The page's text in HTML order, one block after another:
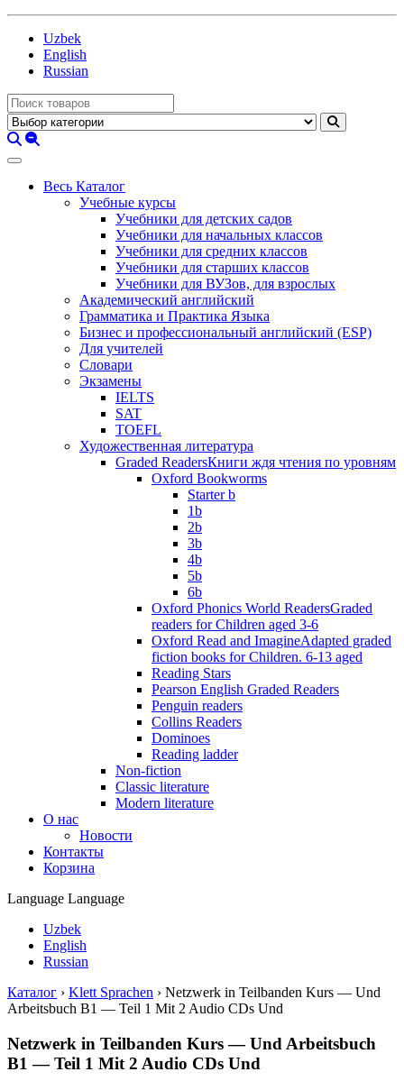
Uzbek
English
Russian
Весь Каталог
Учебные курсы
Учебники для детских садов
Учебники для начальных классов
Учебники для средних классов
Учебники для старших классов
Учебники для ВУЗов, для взрослых
Академический английский
Грамматика и Практика Языка
Бизнес и профессиональный английский (ESP)
Для учителей
Словари
Экзамены
IELTS
SAT
TOEFL
Художественная литература
Graded ReadersКниги ждя чтения по уровням
Oxford Bookworms
Starter b
1b
2b
3b
4b
5b
6b
Oxford Phonics World ReadersGraded
readers for Children aged 3-6
Oxford Read and ImagineAdapted graded
fiction books for Children. 6-13 aged
Reading Stars
Pearson English Graded Readers
Penguin readers
Collins Readers
Dominoes
Reading ladder
Non-fiction
Classic literature
Modern literature
О нас
Новости
Контакты
Корзина
Language Language
Uzbek
English
Russian
Каталог › Klett Sprachen › Netzwerk in Teilbanden Kurs — Und
Arbeitsbuch B1 — Teil 1 Mit 2 Audio CDs Und
Netzwerk in Teilbanden Kurs — Und Arbeitsbuch
B1 — Teil 1 Mit 2 Audio CDs Und